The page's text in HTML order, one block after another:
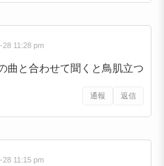
28 11:28 pm
曲と合わせて聞くと鳥肌立つ
通報 返信
28 11:15 pm